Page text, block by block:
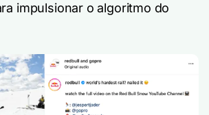
impulsionar o algoritmo do